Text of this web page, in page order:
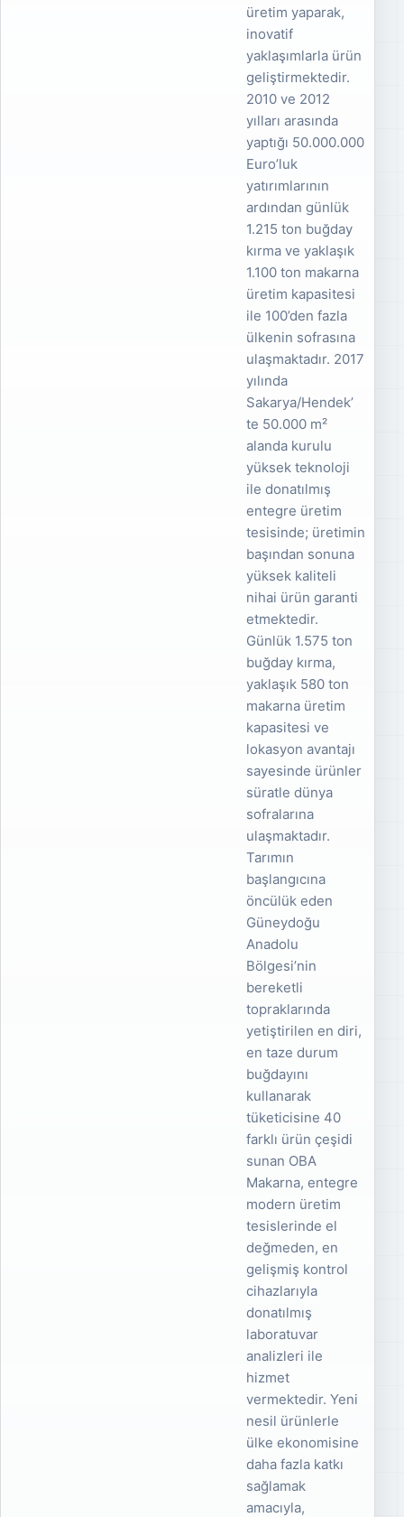
üretim yaparak,
inovatif
yaklaşımlarla ürün
geliştirmektedir.
2010 ve 2012
yılları arasında
yaptığı 50.000.000
Euro’luk
yatırımlarının
ardından günlük
1.215 ton buğday
kırma ve yaklaşık
1.100 ton makarna
üretim kapasitesi
ile 100’den fazla
ülkenin sofrasına
ulaşmaktadır. 2017
yılında
Sakarya/Hendek’
te 50.000 m²
alanda kurulu
yüksek teknoloji
ile donatılmış
entegre üretim
tesisinde; üretimin
başından sonuna
yüksek kaliteli
nihai ürün garanti
etmektedir.
Günlük 1.575 ton
buğday kırma,
yaklaşık 580 ton
makarna üretim
kapasitesi ve
lokasyon avantajı
sayesinde ürünler
süratle dünya
sofralarına
ulaşmaktadır.
Tarımın
başlangıcına
öncülük eden
Güneydoğu
Anadolu
Bölgesi’nin
bereketli
topraklarında
yetiştirilen en diri,
en taze durum
buğdayını
kullanarak
tüketicisine 40
farklı ürün çeşidi
sunan OBA
Makarna, entegre
modern üretim
tesislerinde el
değmeden, en
gelişmiş kontrol
cihazlarıyla
donatılmış
laboratuvar
analizleri ile
hizmet
vermektedir. Yeni
nesil ürünlerle
ülke ekonomisine
daha fazla katkı
sağlamak
amacıyla,